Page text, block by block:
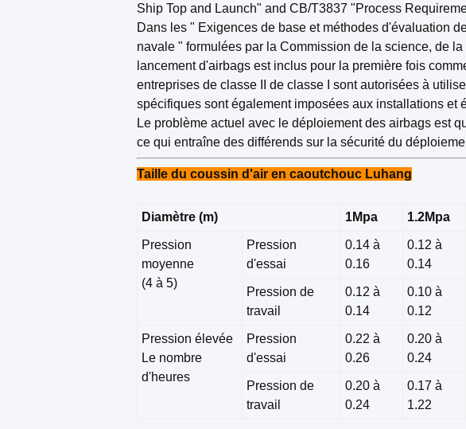
Ship Top and Launch" and CB/T3837 "Process
Dans les " Exigences de base et méthodes d'évaluation
navale " formulées par la Commission de la science, de
lancement d'airbags est inclus pour la première fois
entreprises de classe II de classe I sont autorisées à
spécifiques sont également imposées aux installations
Le problème actuel avec le déploiement des airbags est
ce qui entraîne des différends sur la sécurité du
Taille du coussin d'air en caoutchouc Luhang
Diamètre (m) 1Mpa 1.2Mpa
Pression
moyenne
(4 à 5)
Pression
d'essai
0.14 à
0.16
0.12 à
0.14
Pression de
travail
0.12 à
0.14
0.10 à
0.12
Pression élevée
Le nombre
d'heures
Pression
d'essai
0.22 à
0.26
0.20 à
0.24
Pression de
travail
0.20 à
0.24
0.17 à
1.22